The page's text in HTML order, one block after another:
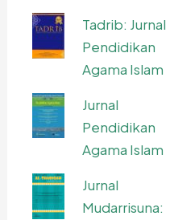
Tadrib: Jurnal
Pendidikan
Agama Islam
Jurnal
Pendidikan
Agama Islam
Jurnal
Mudarrisuna: